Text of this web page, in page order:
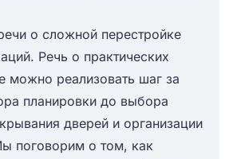
о сложной перестройке
Речь о практических
можно реализовать шаг за
планировки до выбора
дверей и организации
поговорим о том, как